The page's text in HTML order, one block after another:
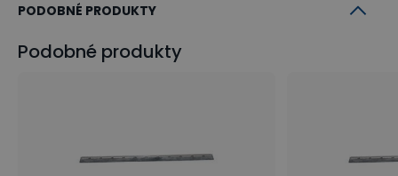
PODOBNÉ PRODUKTY
Podobné produkty